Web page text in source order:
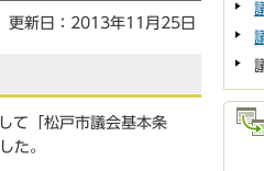
更新日：2013年11月25日
て「松戸市議会基本条
た。